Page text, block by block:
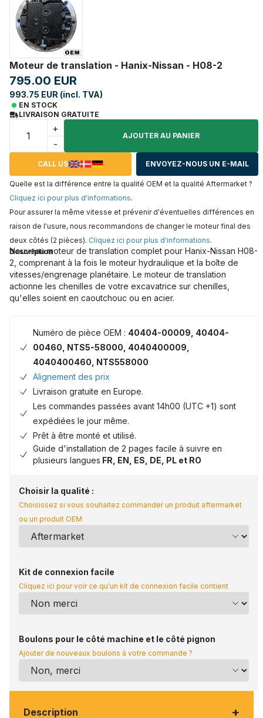
Moteur de translation - Hanix-Nissan - H08-2
795.00 EUR
993.75 EUR (incl. TVA)
EN STOCK
LIVRAISON GRATUITE
+
-
AJOUTER AU PANIER
CALL US ENVOYEZ-NOUS UN E-MAIL
Quelle est la différence entre la qualité OEM et la qualité Aftermarket ?
Cliquez ici pour plus d'informations.
Pour assurer la même vitesse et prévenir d'éventuelles différences en
raison de l'usure, nous recommandons de changer le moteur final des
deux côtés (2 pièces). Cliquez ici pour plus d'informations.
Description
Nouveau moteur de translation complet pour Hanix-Nissan H08-
2, comprenant à la fois le moteur hydraulique et la boîte de
vitesses/engrenage planétaire. Le moteur de translation
actionne les chenilles de votre excavatrice sur chenilles,
qu'elles soient en caoutchouc ou en acier.
Numéro de pièce OEM : 40404-00009, 40404-
00460, NTS5-58000, 4040400009,
4040400460, NTS558000
Alignement des prix
Livraison gratuite en Europe.
Les commandes passées avant 14h00 (UTC +1) sont
expédiées le jour même.
Prêt à être monté et utilisé.
Guide d'installation de 2 pages facile à suivre en
plusieurs langues FR, EN, ES, DE, PL et RO
Choisir la qualité :
Choisissez si vous souhaitez commander un produit aftermarket
ou un produit OEM
Kit de connexion facile
Cliquez ici pour voir ce qu'un kit de connexion facile contient
Boulons pour le côté machine et le côté pignon
Ajouter de nouveaux boulons à votre commande ?
Description +